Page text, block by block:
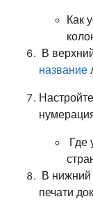
Как
В
название
Где
В нижний
печати